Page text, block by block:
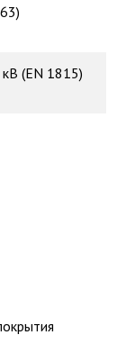
кВ (EN 1815)